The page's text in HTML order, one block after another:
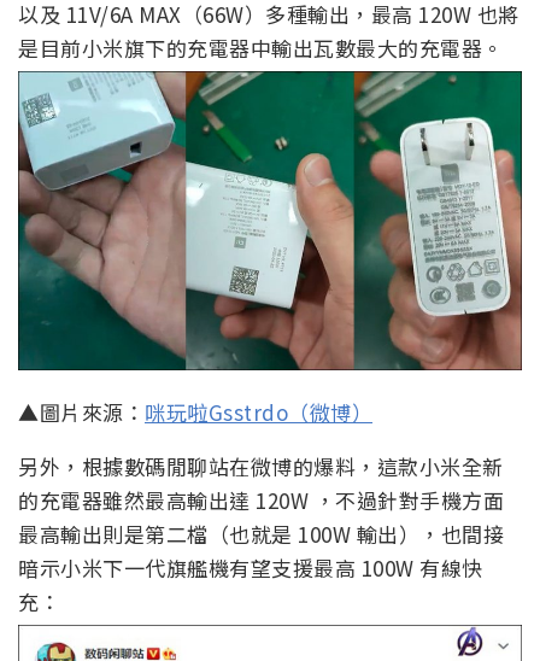
▲圖片來源： 咪玩啦Gsstrdo（微博）
另外，根據數碼閒聊站在微博的爆料，這款小米全新
的充電器雖然最高輸出達 120W ，不過針對手機方面
最高輸出則是第二檔（也就是 100W 輸出），也間接
充：